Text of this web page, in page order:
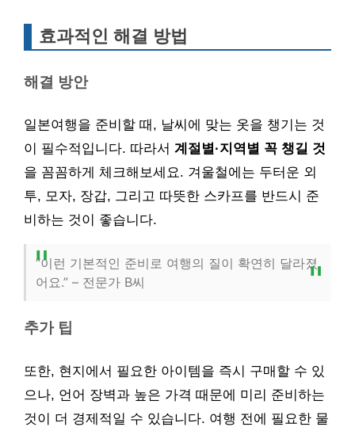
효과적인 해결 방법
해결 방안
일본여행을 준비할 때, 날씨에 맞는 옷을 챙기는 것
이 필수적입니다. 따라서 계절별·지역별 꼭 챙길 것
을 꼼꼼하게 체크해보세요. 겨울철에는 두터운 외
투, 모자, 장갑, 그리고 따뜻한 스카프를 반드시 준
비하는 것이 좋습니다.
“이런 기본적인 준비로 여행의 질이 확연히 달라졌
어요.” – 전문가 B씨
추가 팁
또한, 현지에서 필요한 아이템을 즉시 구매할 수 있
으나, 언어 장벽과 높은 가격 때문에 미리 준비하는
것이 더 경제적일 수 있습니다. 여행 전에 필요한 물